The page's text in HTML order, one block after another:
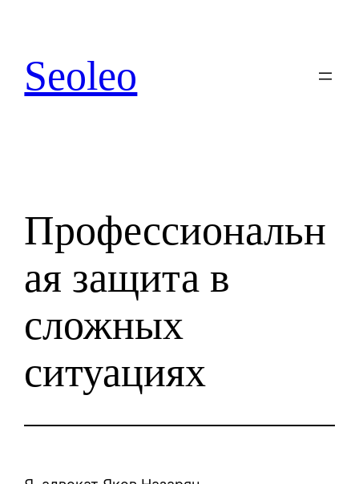
содержимому
Seoleo
Профессиональн
ая защита в
сложных
ситуациях